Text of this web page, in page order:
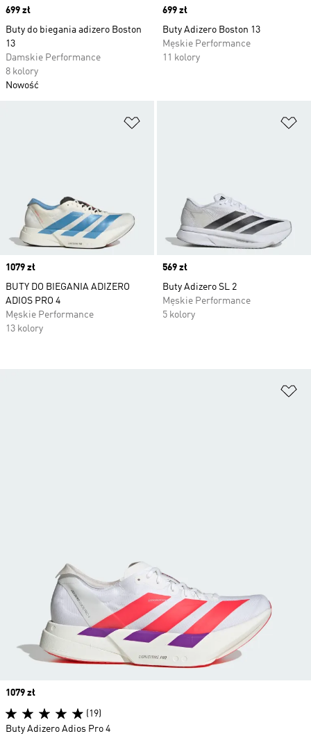
Price
699 zł
Buty do biegania adizero Boston
13
Damskie Performance
8 kolory
Nowość
Price
699 zł
Buty Adizero Boston 13
Męskie Performance
11 kolory
Price
1079 zł
BUTY DO BIEGANIA ADIZERO
ADIOS PRO 4
Męskie Performance
13 kolory
Price
569 zł
Buty Adizero SL 2
Męskie Performance
5 kolory
Price
1079 zł
(19)
Buty Adizero Adios Pro 4